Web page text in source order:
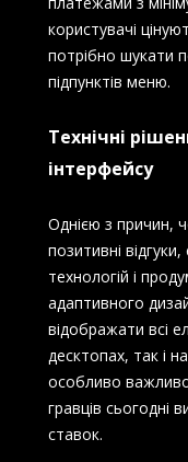
користувачі
потрібно шукати
підпунктів меню.
Технічні
інтерфейсу
Однією з причин,
позитивні
технологій і
адаптивного
відображати всі
десктопах, так і
особливо
гравців сьогодні
ставок.